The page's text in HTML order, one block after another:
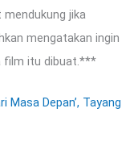
jika
mengatakan ingin
film itu dibuat.***
Masa Depan’, Tayang